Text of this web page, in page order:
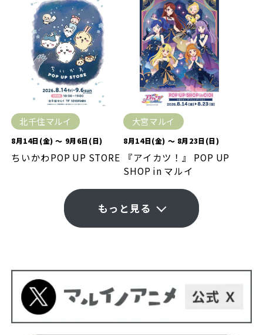
北千住マルイ
8月14日(金) ～ 9月6日(日)
ちいかわPOP UP STORE
大宮マルイ
8月14日(金) ～ 8月23日(日)
『アイカツ！』 POP UP
SHOP in マルイ
もっと見る